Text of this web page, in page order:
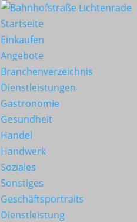
Startseite
Einkaufen
Angebote
Branchenverzeichnis
Dienstleistungen
Gastronomie
Gesundheit
Handel
Handwerk
Soziales
Sonstiges
Geschäftsportraits
Dienstleistung